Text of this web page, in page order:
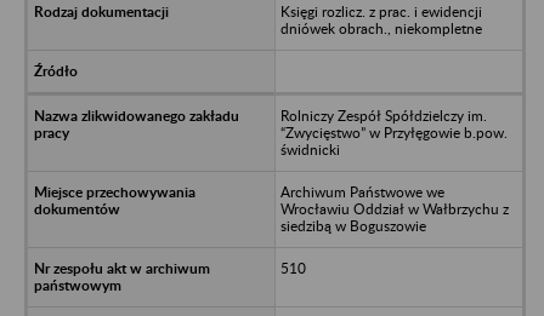
Księgi rozlicz. z prac. i ewidencji
dniówek obrach., niekompletne
Rolniczy Zespół Spółdzielczy im.
“Zwycięstwo” w Przyłęgowie b.pow.
świdnicki
Archiwum Państwowe we
Wrocławiu Oddział w Wałbrzychu z
siedzibą w Boguszowie
510